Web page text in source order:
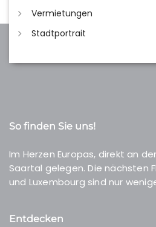
Vermietungen
Stadtportrait
So finden Sie uns!
Im Herzen Europas, direkt an
Saartal gelegen. Die nächsten
und Luxembourg sind nur
Entdecken